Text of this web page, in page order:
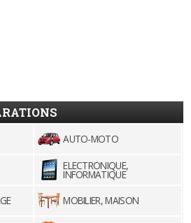
AUTO-MOTO
ELECTRONIQUE,
INFORMATIQUE
MOBILIER, MAISON